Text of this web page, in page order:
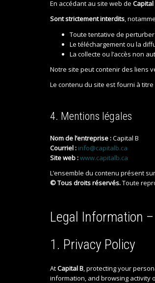
En accédant au site web de Capital
Sont strictement interdits,
Toute tentative de
Le téléchargement ou la
La collecte ou l’accès non
Notre site peut contenir des liens
Le contenu du site est fourni à
4. Mentions légales
Nom de l’entreprise :Capital B
Courriel : info@capitalb.ca
Site web :www.capitalb.ca
L’ensemble du contenu présent
© Tous droits réservés.Toute
Legal Information
1. Privacy Policy
AtCapital B, protecting your
information, and browsing activity